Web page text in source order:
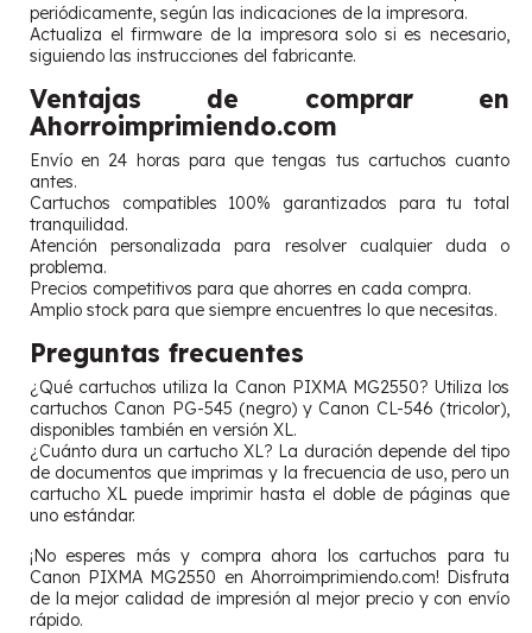
periódicamente, según las indicaciones de la impresora.
Actualiza el firmware de la impresora solo si es necesario,
siguiendo las instrucciones del fabricante.
Ventajas de comprar en
Ahorroimprimiendo.com
Envío en 24 horas para que tengas tus cartuchos cuanto
antes.
Cartuchos compatibles 100% garantizados para tu total
tranquilidad.
Atención personalizada para resolver cualquier duda o
problema.
Precios competitivos para que ahorres en cada compra.
Amplio stock para que siempre encuentres lo que necesitas.
Preguntas frecuentes
¿Qué cartuchos utiliza la Canon PIXMA MG2550? Utiliza los
cartuchos Canon PG-545 (negro) y Canon CL-546 (tricolor),
disponibles también en versión XL.
¿Cuánto dura un cartucho XL? La duración depende del tipo
de documentos que imprimas y la frecuencia de uso, pero un
cartucho XL puede imprimir hasta el doble de páginas que
uno estándar.
¡No esperes más y compra ahora los cartuchos para tu
Canon PIXMA MG2550 en Ahorroimprimiendo.com! Disfruta
de la mejor calidad de impresión al mejor precio y con envío
rápido.